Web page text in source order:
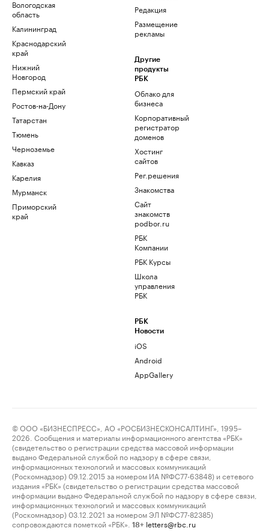
Вологодская
область
Калининград
Краснодарский
край
Нижний
Новгород
Пермский край
Ростов-на-Дону
Татарстан
Тюмень
Черноземье
Кавказ
Карелия
Мурманск
Приморский
край
Редакция
Размещение
рекламы
Другие
продукты
РБК
Облако для
бизнеса
Корпоративный
регистратор
доменов
Хостинг
сайтов
Рег.решения
Знакомства
Сайт
знакомств
podbor.ru
РБК
Компании
РБК Курсы
Школа
управления
РБК
РБК
Новости
iOS
Android
AppGallery
© ООО «БИЗНЕСПРЕСС», АО «РОСБИЗНЕСКОНСАЛТИНГ», 1995–
2026. Сообщения и материалы информационного агентства «РБК»
(свидетельство о регистрации средства массовой информации
выдано Федеральной службой по надзору в сфере связи,
информационных технологий и массовых коммуникаций
(Роскомнадзор) 09.12.2015 за номером ИА №ФС77-63848) и сетевого
издания «РБК» (свидетельство о регистрации средства массовой
информации выдано Федеральной службой по надзору в сфере связи,
информационных технологий и массовых коммуникаций
(Роскомнадзор) 03.12.2021 за номером ЭЛ №ФС77-82385)
сопровождаются пометкой «РБК».
18+ letters@rbc.ru